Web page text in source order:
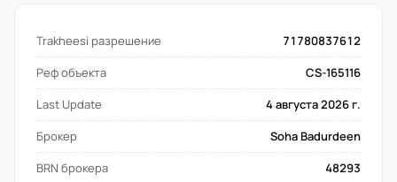
Trakheesi разрешение
71780837612
Реф объекта
CS-165116
Last Update
4 августа 2026 г.
Брокер
Soha Badurdeen
BRN брокера
48293